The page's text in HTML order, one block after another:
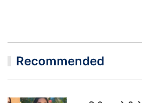
Recommended